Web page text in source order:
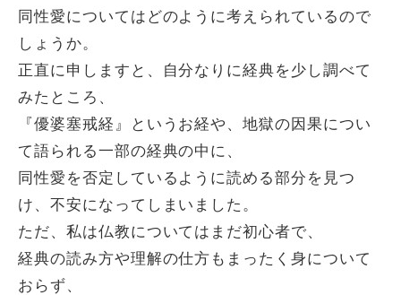
同性愛についてはどのように考えられているので
しょうか。
正直に申しますと、自分なりに経典を少し調べて
みたところ、
『優婆塞戒経』というお経や、地獄の因果につい
て語られる一部の経典の中に、
同性愛を否定しているように読める部分を見つ
け、不安になってしまいました。
ただ、私は仏教についてはまだ初心者で、
経典の読み方や理解の仕方もまったく身について
おらず、